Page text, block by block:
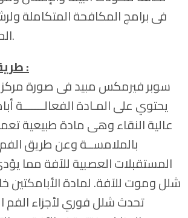
فى برامج المكافحة المتكاملة
المعـــــدة للتصدير.
طريقة عمل المبيد :
سوبر فيرمكس مبيد فى صورة مركز
يحتوي على المـادة الفعالـــــــة
عالية النقاء وهى مادة طبيعية
بالملامســة وعن طريق
المستقبلات العصبية للآفة مما
شلل وموت للآفة. لمادة الأبامكتين
تحدث شلل فوري لأجزاء الفم